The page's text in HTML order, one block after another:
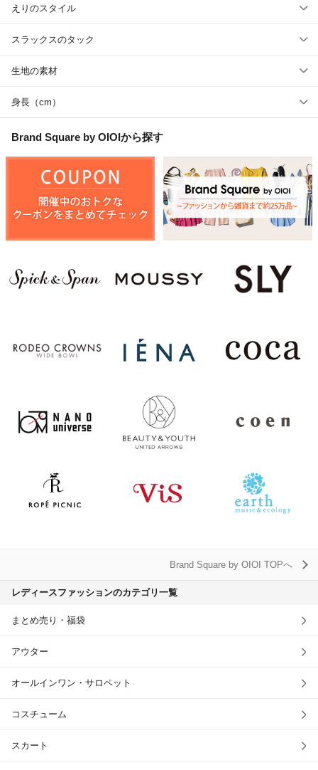
えりのスタイル
スラックスのタック
生地の素材
身長（cm）
Brand Square by OIOIから探す
Brand Square by OIOI TOPへ
レディースファッションのカテゴリ一覧
まとめ売り・福袋
アウター
オールインワン・サロペット
コスチューム
スカート